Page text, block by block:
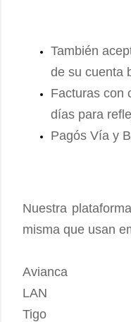
También
de su cuenta
Facturas con
días para
Pagós Vía y
Nuestra
misma que usan
Avianca
LAN
Tigo